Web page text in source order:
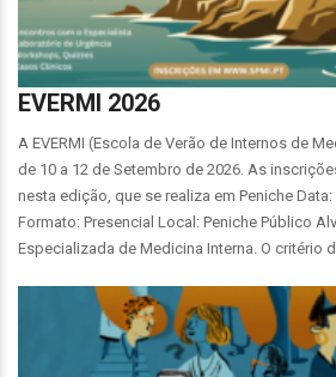
EVERMI 2026
A EVERMI (Escola de Verão de Internos de
de 10 a 12 de Setembro de 2026. As
nesta edição, que se realiza em Peniche
Formato: Presencial Local: Peniche Público
Especializada de Medicina Interna. O critério